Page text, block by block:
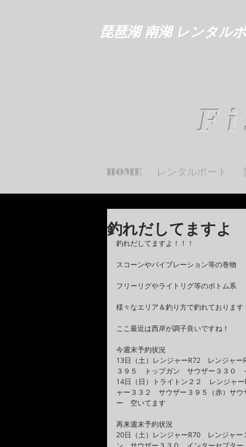
琵琶湖 南湖 レンタル
HOME レンタルボート
釣れだしてますよ
釣れだしてますよ！！！
スコーンやバイブレーション等の巻物
フリーリグやライトリグ等のボトム系
様々なエリア＆釣り方で釣れております
ここ最近は西岸が調子良いですね！
今週末予約状況
13日（土）レンジャーR72　レンジャ
３９５　トップガン　サウザー３３０
14日（日）トライトン２２　レンジャ
ャー３３２　サウザー３９５（赤）サ
ー　空いてます
再来週末予約状況
20日（土）レンジャーR70　レンジャ